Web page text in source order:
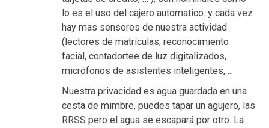
lo es el uso del cajero automatico. y cada vez
hay mas sensores de nuestra actividad
(lectores de matrículas, reconocimiento
facial, contadortee de luz digitalizados,
micrófonos de asistentes inteligentes,….
Nuestra privacidad es agua guardada en una
cesta de mimbre, puedes tapar un agujero, las
RRSS pero el agua se escapará por otro. La